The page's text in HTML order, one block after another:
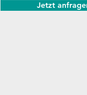
Jetzt